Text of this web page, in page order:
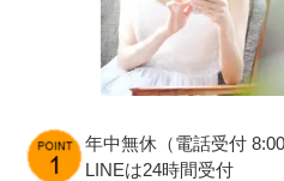
年中無休（電話受付 8:00
LINEは24時間受付